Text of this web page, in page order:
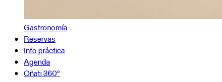
Gastronomía
Reservas
Info práctica
Agenda
Oñati 360º